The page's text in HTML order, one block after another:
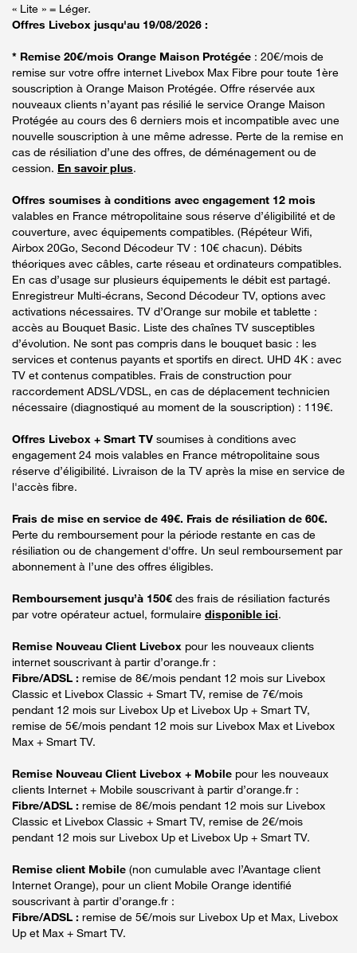
« Lite » = Léger.
Offres Livebox jusqu'au 19/08/2026 :
* Remise 20€/mois Orange Maison Protégée : 20€/mois de
remise sur votre offre internet Livebox Max Fibre pour toute 1ère
souscription à Orange Maison Protégée. Offre réservée aux
nouveaux clients n’ayant pas résilié le service Orange Maison
Protégée au cours des 6 derniers mois et incompatible avec une
nouvelle souscription à une même adresse. Perte de la remise en
cas de résiliation d’une des offres, de déménagement ou de
cession. En savoir plus.
Offres soumises à conditions avec engagement 12 mois
valables en France métropolitaine sous réserve d’éligibilité et de
couverture, avec équipements compatibles. (Répéteur Wifi,
Airbox 20Go, Second Décodeur TV : 10€ chacun). Débits
théoriques avec câbles, carte réseau et ordinateurs compatibles.
En cas d’usage sur plusieurs équipements le débit est partagé.
Enregistreur Multi-écrans, Second Décodeur TV, options avec
activations nécessaires. TV d’Orange sur mobile et tablette :
accès au Bouquet Basic. Liste des chaînes TV susceptibles
d’évolution. Ne sont pas compris dans le bouquet basic : les
services et contenus payants et sportifs en direct. UHD 4K : avec
TV et contenus compatibles. Frais de construction pour
raccordement ADSL/VDSL, en cas de déplacement technicien
nécessaire (diagnostiqué au moment de la souscription) : 119€.
Offres Livebox + Smart TV soumises à conditions avec
engagement 24 mois valables en France métropolitaine sous
réserve d’éligibilité. Livraison de la TV après la mise en service de
l'accès fibre.
Frais de mise en service de 49€. Frais de résiliation de 60€.
Perte du remboursement pour la période restante en cas de
résiliation ou de changement d'offre. Un seul remboursement par
abonnement à l’une des offres éligibles.
Remboursement jusqu’à 150€ des frais de résiliation facturés
par votre opérateur actuel, formulaire disponible ici.
Remise Nouveau Client Livebox pour les nouveaux clients
internet souscrivant à partir d’orange.fr :
Fibre/ADSL : remise de 8€/mois pendant 12 mois sur Livebox
Classic et Livebox Classic + Smart TV, remise de 7€/mois
pendant 12 mois sur Livebox Up et Livebox Up + Smart TV,
remise de 5€/mois pendant 12 mois sur Livebox Max et Livebox
Max + Smart TV.
Remise Nouveau Client Livebox + Mobile pour les nouveaux
clients Internet + Mobile souscrivant à partir d’orange.fr :
Fibre/ADSL : remise de 8€/mois pendant 12 mois sur Livebox
Classic et Livebox Classic + Smart TV, remise de 2€/mois
pendant 12 mois sur Livebox Up et Livebox Up + Smart TV.
Remise client Mobile (non cumulable avec l’Avantage client
Internet Orange), pour un client Mobile Orange identifié
souscrivant à partir d’orange.fr :
Fibre/ADSL : remise de 5€/mois sur Livebox Up et Max, Livebox
Up et Max + Smart TV.